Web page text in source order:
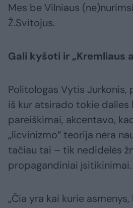
Mes be Vilniaus
Ž.Svitojus.
Gali kyšoti ir „Kremliaus
Politologas Vytis Jurkonis,
iš kur atsirado tokie dalies
pareiškimai, akcentavo,
„licvinizmo“ teorija nėra
tačiau tai – tik nedidelės
propagandiniai įsitikinimai.
„Čia yra kai kurie